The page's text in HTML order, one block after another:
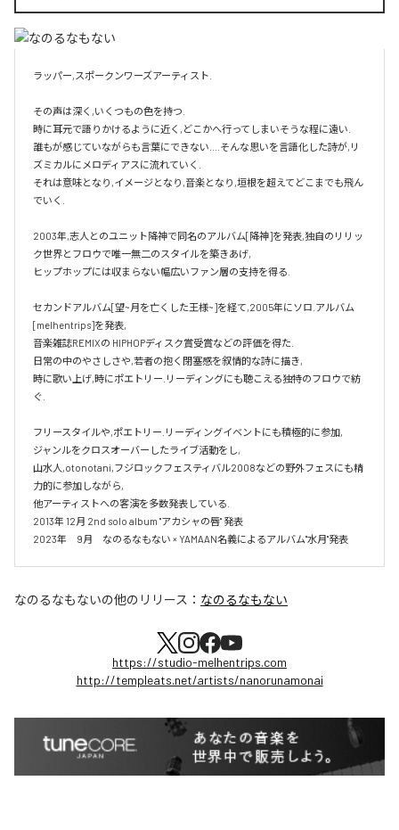
ラッパー,スポークンワーズアーティスト.
その声は深く,いくつもの色を持つ.
時に耳元で語りかけるように近く,どこかへ行ってしまいそうな程に遠い.
誰もが感じていながらも言葉にできない....そんな思いを言語化した詩が,リ
ズミカルにメロディアスに流れていく.
それは意味となり,イメージとなり,音楽となり,垣根を超えてどこまでも飛ん
でいく.
2003年,志人とのユニット降神で同名のアルバム[降神]を発表,独自のリリッ
ク世界とフロウで唯一無二のスタイルを築きあげ,
ヒップホップには収まらない幅広いファン層の支持を得る.
セカンドアルバム[望~月を亡くした王様~]を経て,2005年にソロ.アルバム
[melhentrips]を発表,
音楽雑誌REMIXの HIPHOPディスク賞受賞などの評価を得た.
日常の中のやさしさや,若者の抱く閉塞感を叙情的な詩に描き,
時に歌い上げ,時にポエトリー.リーディングにも聴こえる独特のフロウで紡
ぐ.
フリースタイルや,ポエトリー.リーディングイベントにも積極的に参加,
ジャンルをクロスオーバーしたライブ活動をし,
山水人,otonotani,フジロックフェスティバル2008などの野外フェスにも精
力的に参加しながら,
他アーティストへの客演を多数発表している.
2013年 12月 2nd solo album "アカシャの唇" 発表
2023年　9月　なのるなもない × YAMAAN名義によるアルバム"水月"発表
なのるなもないの他のリリース： なのるなもない
https://studio-melhentrips.com
http://templeats.net/artists/nanorunamonai